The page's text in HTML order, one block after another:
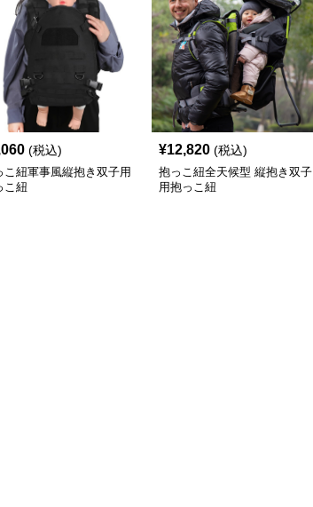
(税込)
こ紐軍事風縦抱き双子用
こ紐
¥12,820 (税込)
抱っこ紐全天候型 縦抱き双子
用抱っこ紐